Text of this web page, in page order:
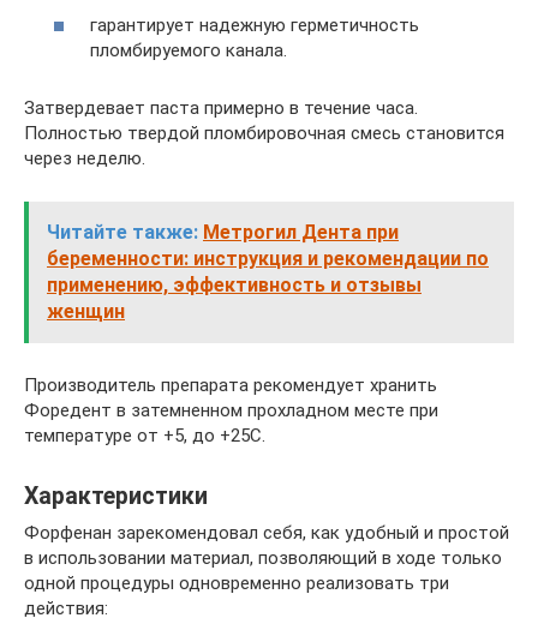
гарантирует надежную герметичность
пломбируемого канала.
Затвердевает паста примерно в течение часа.
Полностью твердой пломбировочная смесь становится
через неделю.
Читайте также: Метрогил Дента при
беременности: инструкция и рекомендации по
применению, эффективность и отзывы
женщин
Производитель препарата рекомендует хранить
Форедент в затемненном прохладном месте при
температуре от +5, до +25С.
Характеристики
Форфенан зарекомендовал себя, как удобный и простой
в использовании материал, позволяющий в ходе только
одной процедуры одновременно реализовать три
действия: